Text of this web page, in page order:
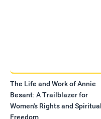
The Life and Work of Annie
Besant: A Trailblazer for
Women's Rights and Spiritual
Freedom